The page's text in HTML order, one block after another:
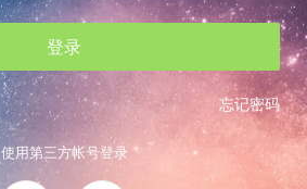
登录
忘记密码
使用第三方帐号登录